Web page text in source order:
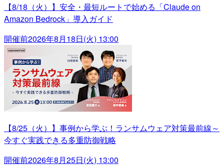
【8/18（火）】安全・最短ルートで始める「Claude on
Amazon Bedrock」導入ガイド
開催前2026年8月18日(火) 13:00
【8/25（火）】事例から学ぶ！ランサムウェア対策最前線～
今すぐ実践できる多重防御戦略
開催前2026年8月25日(火) 13:00